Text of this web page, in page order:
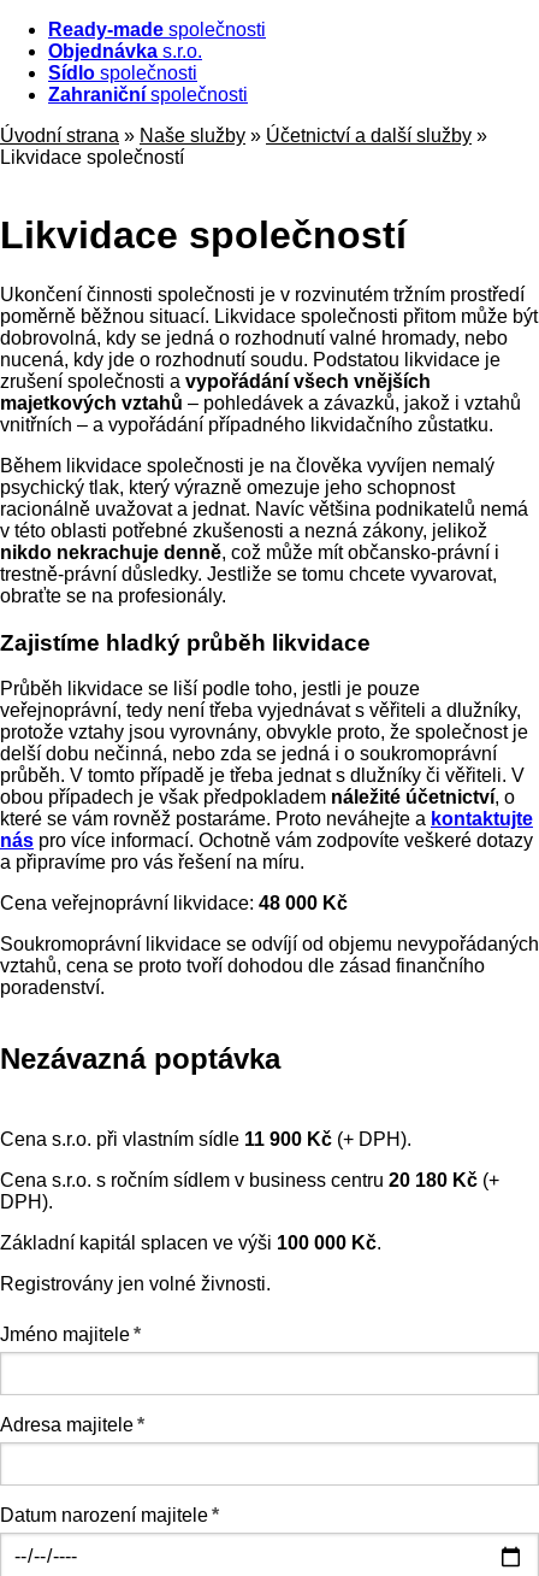
Ready-made společnosti
Objednávka s.r.o.
Sídlo společnosti
Zahraniční společnosti
Úvodní strana » Naše služby » Účetnictví a další služby »
Likvidace společností
Likvidace společností
Ukončení činnosti společnosti je v rozvinutém tržním prostředí
poměrně běžnou situací. Likvidace společnosti přitom může být
dobrovolná, kdy se jedná o rozhodnutí valné hromady, nebo
nucená, kdy jde o rozhodnutí soudu. Podstatou likvidace je
zrušení společnosti a vypořádání všech vnějších
majetkových vztahů – pohledávek a závazků, jakož i vztahů
vnitřních – a vypořádání případného likvidačního zůstatku.
Během likvidace společnosti je na člověka vyvíjen nemalý
psychický tlak, který výrazně omezuje jeho schopnost
racionálně uvažovat a jednat. Navíc většina podnikatelů nemá
v této oblasti potřebné zkušenosti a nezná zákony, jelikož
nikdo nekrachuje denně, což může mít občansko-právní i
trestně-právní důsledky. Jestliže se tomu chcete vyvarovat,
obraťte se na profesionály.
Zajistíme hladký průběh likvidace
Průběh likvidace se liší podle toho, jestli je pouze
veřejnoprávní, tedy není třeba vyjednávat s věřiteli a dlužníky,
protože vztahy jsou vyrovnány, obvykle proto, že společnost je
delší dobu nečinná, nebo zda se jedná i o soukromoprávní
průběh. V tomto případě je třeba jednat s dlužníky či věřiteli. V
obou případech je však předpokladem náležité účetnictví, o
které se vám rovněž postaráme. Proto neváhejte a kontaktujte
nás pro více informací. Ochotně vám zodpovíte veškeré dotazy
a připravíme pro vás řešení na míru.
Cena veřejnoprávní likvidace: 48 000 Kč
Soukromoprávní likvidace se odvíjí od objemu nevypořádaných
vztahů, cena se proto tvoří dohodou dle zásad finančního
poradenství.
Nezávazná poptávka
Cena s.r.o. při vlastním sídle 11 900 Kč (+ DPH).
Cena s.r.o. s ročním sídlem v business centru 20 180 Kč (+
DPH).
Základní kapitál splacen ve výši 100 000 Kč.
Registrovány jen volné živnosti.
Jméno majitele*
Adresa majitele*
Datum narození majitele*